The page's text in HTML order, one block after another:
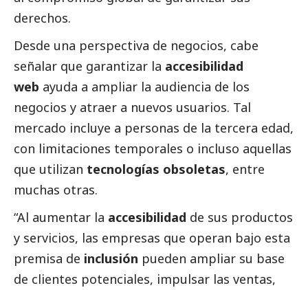
derechos.
Desde una perspectiva de negocios, cabe
señalar que garantizar la accesibilidad
web ayuda a ampliar la audiencia de los
negocios y atraer a nuevos usuarios. Tal
mercado incluye a personas de la tercera edad,
con limitaciones temporales o incluso aquellas
que utilizan tecnologías obsoletas, entre
muchas otras.
“Al aumentar la accesibilidad de sus productos
y servicios, las empresas que operan bajo esta
premisa de inclusión pueden ampliar su base
de clientes potenciales, impulsar las ventas,